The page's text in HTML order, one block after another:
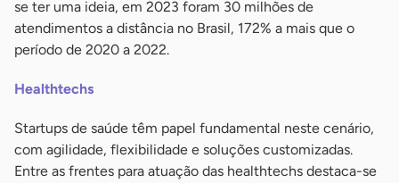
se ter uma ideia, em 2023 foram 30 milhões de
atendimentos a distância no Brasil, 172% a mais que o
período de 2020 a 2022.
Healthtechs
Startups de saúde têm papel fundamental neste cenário,
com agilidade, flexibilidade e soluções customizadas.
Entre as frentes para atuação das healthtechs destaca-se